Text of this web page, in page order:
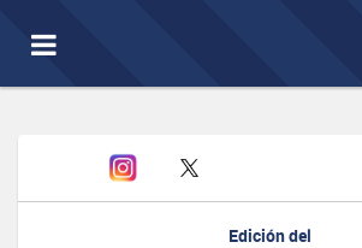
Toggle
navigation
Edición del